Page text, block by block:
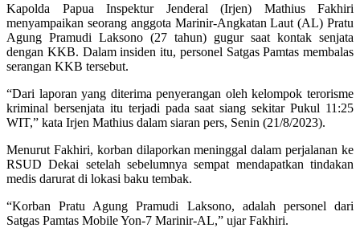
Kapolda Papua Inspektur Jenderal (Irjen) Mathius Fakhiri
menyampaikan seorang anggota Marinir-Angkatan Laut (AL) Pratu
Agung Pramudi Laksono (27 tahun) gugur saat kontak senjata
dengan KKB. Dalam insiden itu, personel Satgas Pamtas membalas
serangan KKB tersebut.
“Dari laporan yang diterima penyerangan oleh kelompok terorisme
kriminal bersenjata itu terjadi pada saat siang sekitar Pukul 11:25
WIT,” kata Irjen Mathius dalam siaran pers, Senin (21/8/2023).
Menurut Fakhiri, korban dilaporkan meninggal dalam perjalanan ke
RSUD Dekai setelah sebelumnya sempat mendapatkan tindakan
medis darurat di lokasi baku tembak.
“Korban Pratu Agung Pramudi Laksono, adalah personel dari
Satgas Pamtas Mobile Yon-7 Marinir-AL,” ujar Fakhiri.